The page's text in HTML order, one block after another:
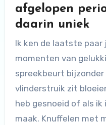
afgelopen
daarin uniek
Ik ken de laatste
momenten van
spreekbeurt
vlinderstruik zit
heb gesnoeid of als
maak. Knuffelen met